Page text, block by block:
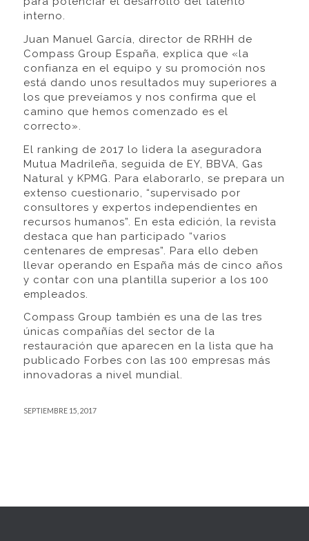
interno.
Juan Manuel García, director de RRHH de
Compass Group España, explica que «la
confianza en el equipo y su promoción nos
está dando unos resultados muy superiores a
los que preveíamos y nos confirma que el
camino que hemos comenzado es el
correcto».
El ranking de 2017 lo lidera la aseguradora
Mutua Madrileña, seguida de EY, BBVA, Gas
Natural y KPMG. Para elaborarlo, se prepara un
extenso cuestionario, “supervisado por
consultores y expertos independientes en
recursos humanos”. En esta edición, la revista
destaca que han participado “varios
centenares de empresas”. Para ello deben
llevar operando en España más de cinco años
y contar con una plantilla superior a los 100
empleados.
Compass Group también es una de las tres
únicas compañías del sector de la
restauración que aparecen en la lista que ha
publicado Forbes con las 100 empresas más
innovadoras a nivel mundial.
SEPTIEMBRE 15, 2017